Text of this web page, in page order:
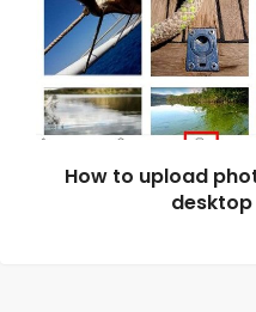
How to upload